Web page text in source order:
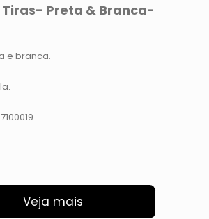
Preta & Branca-
e branca.
Veja mais